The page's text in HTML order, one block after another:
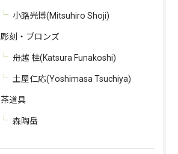
小路光博(Mitsuhiro Shoji)
彫刻・ブロンズ
舟越 桂(Katsura Funakoshi)
土屋仁応(Yoshimasa Tsuchiya)
茶道具
森陶岳